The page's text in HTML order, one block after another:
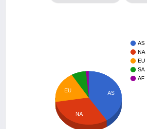
AS
NA
EU
SA
AF
AS
EU
NA